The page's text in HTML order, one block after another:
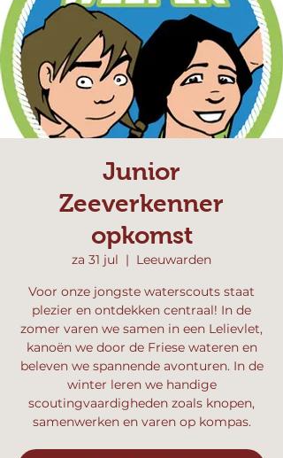
Junior
Zeeverkenner
opkomst
za 31 jul
  |
Leeuwarden
Voor onze jongste waterscouts staat
plezier en ontdekken centraal! In de
zomer varen we samen in een Lelievlet,
kanoën we door de Friese wateren en
beleven we spannende avonturen. In de
winter leren we handige
scoutingvaardigheden zoals knopen,
samenwerken en varen op kompas.